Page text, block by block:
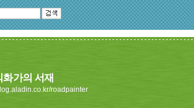
화가의 서재
roadpainter